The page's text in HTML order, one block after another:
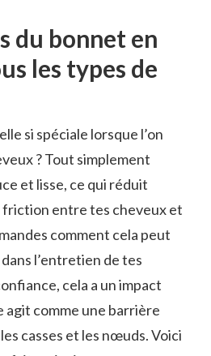
du bonnet en
les types de
si spéciale lorsque l’on
? Tout simplement
et lisse, ce qui réduit
entre tes cheveux et
comment cela peut
l’entretien de tes
cela a un impact
agit comme une barrière
casses et les nœuds. Voici